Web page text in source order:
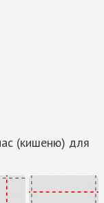
(кишеню) для